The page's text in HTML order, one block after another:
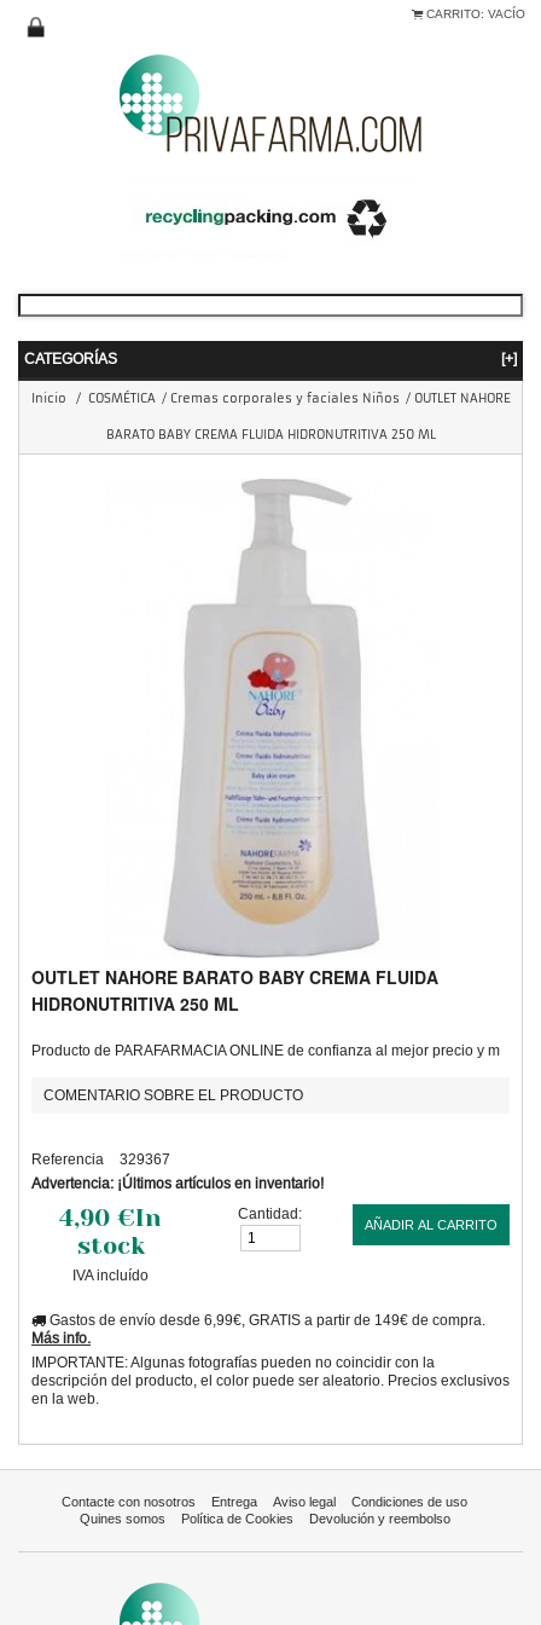
CARRITO: VACÍO
CATEGORÍAS [+]
Inicio / COSMÉTICA / Cremas corporales y faciales Niños / OUTLET NAHORE
BARATO BABY CREMA FLUIDA HIDRONUTRITIVA 250 ML
OUTLET NAHORE BARATO BABY CREMA FLUIDA
HIDRONUTRITIVA 250 ML
Producto de PARAFARMACIA ONLINE de confianza al mejor precio y m
COMENTARIO SOBRE EL PRODUCTO
Referencia
329367
Advertencia: ¡Últimos artículos en inventario!
4,90 €In
stock
IVA incluído
Cantidad:
AÑADIR AL CARRITO
Gastos de envío desde 6,99€, GRATIS a partir de 149€ de compra.
Más info.
IMPORTANTE: Algunas fotografías pueden no coincidir con la
descripción del producto, el color puede ser aleatorio. Precios exclusivos
en la web.
Contacte con nosotros Entrega Aviso legal
Condiciones de uso
Quines somos
Política de Cookies Devolución y reembolso